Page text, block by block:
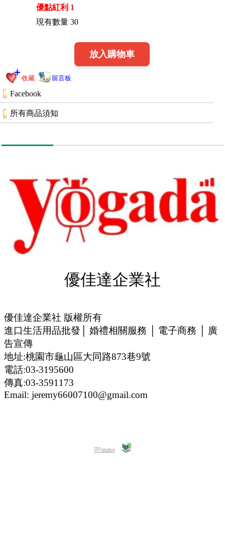
優點紅利 1
現有數量 30
放入購物車
收藏 留言板
Facebook
所有商品須知
優佳達企業社
優佳達企業社 版權所有
進口生活用品批發│ 婚禮相關服務 │ 電子商務 │ 廣
告宣傳
地址:桃園市龜山區大同路873巷9號
電話:03-3195600
傳真:03-3591173
Email: jeremy66007100@gmail.com